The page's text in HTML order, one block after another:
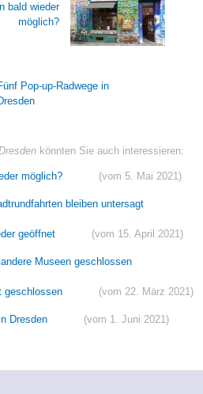
bald wieder
möglich?
Pop-up-Radwege in
könnten Sie auch interessieren:
möglich? (vom 5. Mai 2021)
bleiben untersagt
geöffnet
(vom 15. April 2021)
Museen geschlossen
geschlossen
(vom 22. März 2021)
Dresden (vom 1. Juni 2021)